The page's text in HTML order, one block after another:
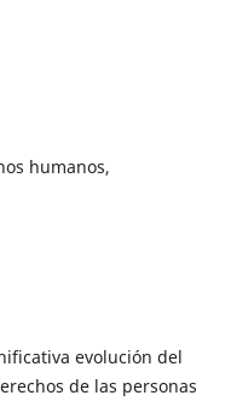
humanos,
evolución del
de las personas